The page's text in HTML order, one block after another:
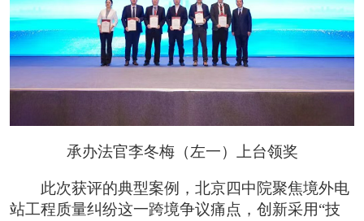
承办法官李冬梅（左一）上台领奖
此次获评的典型案例，北京四中院聚焦境外电
站工程质量纠纷这一跨境争议痛点，创新采用“技